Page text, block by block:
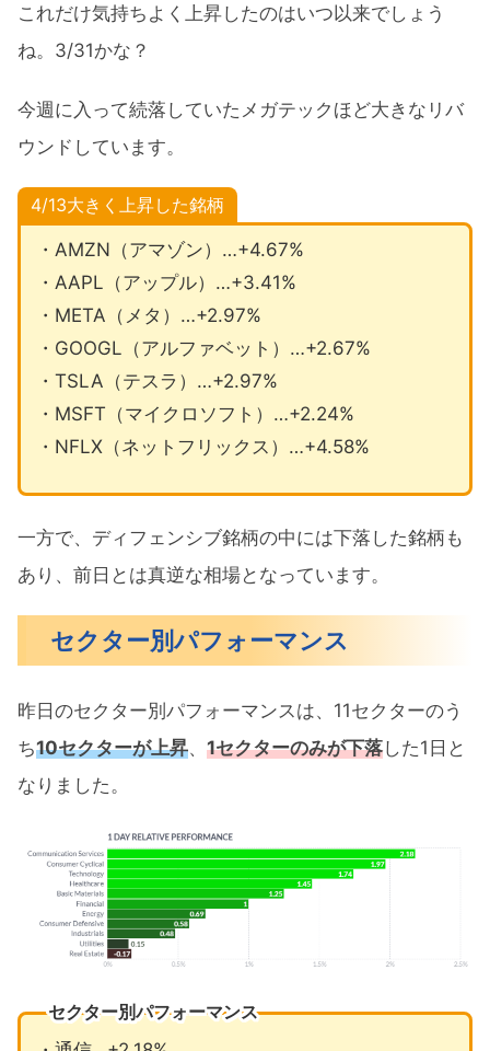
これだけ気持ちよく上昇したのはいつ以来でしょう
ね。3/31かな？
今週に入って続落していたメガテックほど大きなリバ
ウンドしています。
4/13大きく上昇した銘柄
・AMZN（アマゾン）…+4.67%
・AAPL（アップル）…+3.41%
・META（メタ）…+2.97%
・GOOGL（アルファベット）…+2.67%
・TSLA（テスラ）…+2.97%
・MSFT（マイクロソフト）…+2.24%
・NFLX（ネットフリックス）…+4.58%
一方で、ディフェンシブ銘柄の中には下落した銘柄も
あり、前日とは真逆な相場となっています。
セクター別パフォーマンス
昨日のセクター別パフォーマンスは、11セクターのう
ち10セクターが上昇、 1セクターのみが下落した1日と
なりました。
セクター別パフォーマンス